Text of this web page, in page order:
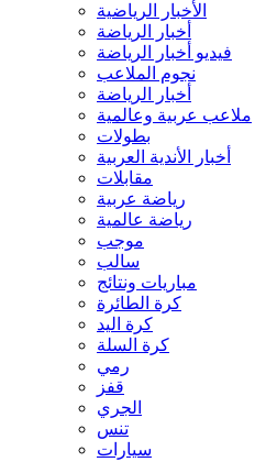
الأخبار الرياضية
أخبار الرياضة
فيديو أخبار الرياضة
نجوم الملاعب
أخبار الرياضة
ملاعب عربية وعالمية
بطولات
أخبار الأندية العربية
مقابلات
رياضة عربية
رياضة عالمية
موجب
سالب
مباريات ونتائج
كرة الطائرة
كرة اليد
كرة السلة
رمي
قفز
الجري
تنس
سيارات